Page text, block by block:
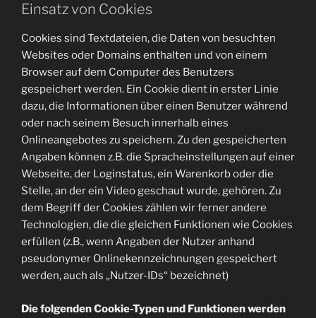
Einsatz von Cookies
Cookies sind Textdateien, die Daten von besuchten
Websites oder Domains enthalten und von einem
Browser auf dem Computer des Benutzers
gespeichert werden. Ein Cookie dient in erster Linie
dazu, die Informationen über einen Benutzer während
oder nach seinem Besuch innerhalb eines
Onlineangebotes zu speichern. Zu den gespeicherten
Angaben können z.B. die Spracheinstellungen auf einer
Webseite, der Loginstatus, ein Warenkorb oder die
Stelle, an der ein Video geschaut wurde, gehören. Zu
dem Begriff der Cookies zählen wir ferner andere
Technologien, die die gleichen Funktionen wie Cookies
erfüllen (z.B., wenn Angaben der Nutzer anhand
pseudonymer Onlinekennzeichnungen gespeichert
werden, auch als „Nutzer-IDs“ bezeichnet)
Die folgenden Cookie-Typen und Funktionen werden